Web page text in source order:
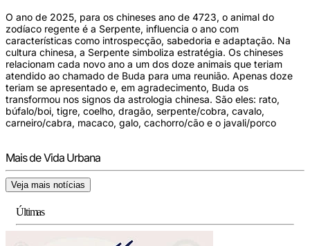
O ano de 2025, para os chineses ano de 4723, o animal do
zodíaco regente é a Serpente, influencia o ano com
características como introspecção, sabedoria e adaptação. Na
cultura chinesa, a Serpente simboliza estratégia. Os chineses
relacionam cada novo ano a um dos doze animais que teriam
atendido ao chamado de Buda para uma reunião. Apenas doze
teriam se apresentado e, em agradecimento, Buda os
transformou nos signos da astrologia chinesa. São eles: rato,
búfalo/boi, tigre, coelho, dragão, serpente/cobra, cavalo,
carneiro/cabra, macaco, galo, cachorro/cão e o javali/porco
Mais de Vida Urbana
Veja mais notícias
Últimas